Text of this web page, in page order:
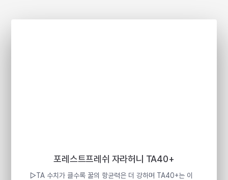
포레스트프레쉬 자라허니 TA40+
▷TA 수치가 클수록 꿀의 항균력은 더 강하며 TA40+는 이